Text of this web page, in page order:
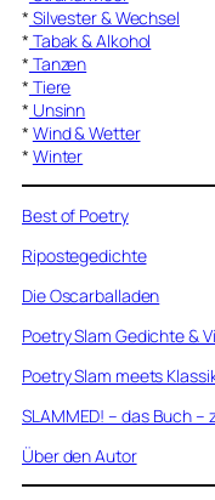
* Silvester & Wechsel
* Tabak & Alkohol
* Tanzen
* Tiere
* Unsinn
* Wind & Wetter
* Winter
Best of Poetry
Ripostegedichte
Die Oscarballaden
Poetry Slam Gedichte &
Poetry Slam meets
SLAMMED! – das Buch –
Über den Autor